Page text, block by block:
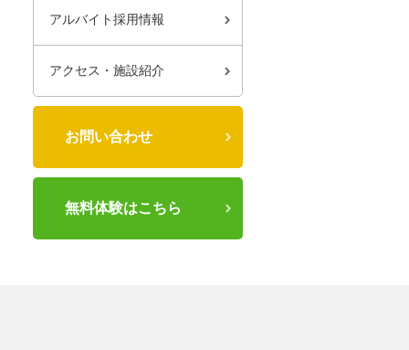
アルバイト採用情報
アクセス・施設紹介
お問い合わせ
無料体験はこちら